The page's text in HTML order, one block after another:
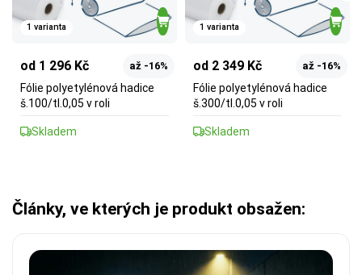
1 varianta
od 1 296 Kč až -16%
Fólie polyetylénová hadice
š.100/tl.0,05 v roli
Skladem
1 varianta
od 2 349 Kč až -16%
Fólie polyetylénová hadice
š.300/tl.0,05 v roli
Skladem
Články, ve kterých je produkt obsažen: